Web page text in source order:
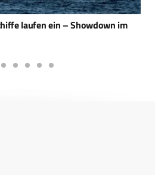
der Drohnenschwarm-Abwehr